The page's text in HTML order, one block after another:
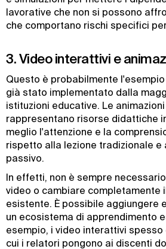
lavorative che non si possono
che comportano rischi specifici
3. Video interattivi e
Questo è probabilmente
già stato implementato dalla
istituzioni educative. Le
rappresentano risorse didattiche
meglio l'attenzione e la
rispetto alla lezione tradizionale e
passivo.
In effetti, non è sempre
video o cambiare completamente
esistente. È possibile aggiungere
un ecosistema di apprendimento
esempio, i video interattivi spesso
cui i relatori pongono ai discenti